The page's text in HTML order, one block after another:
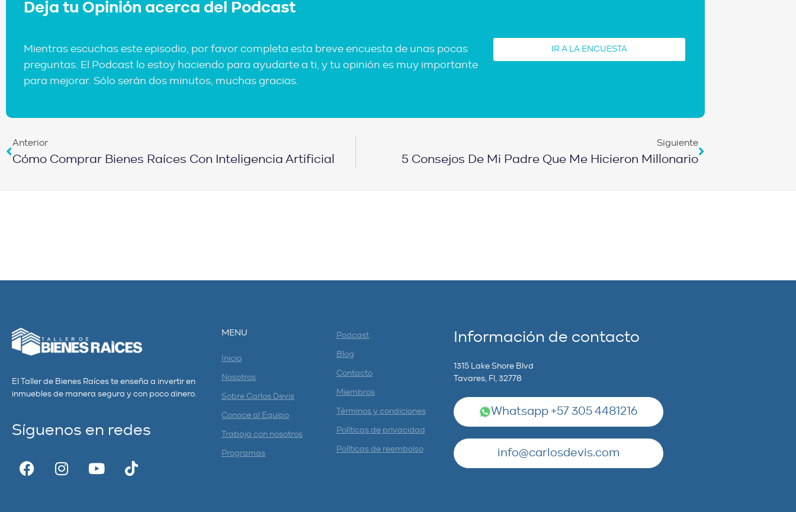
Deja tu Opinión acerca del Podcast
Mientras escuchas este episodio, por favor completa esta breve encuesta de unas pocas
preguntas. El Podcast lo estoy haciendo para ayudarte a ti, y tu opinión es muy importante
para mejorar. Sólo serán dos minutos, muchas gracias.
IR A LA ENCUESTA
Anterior
Cómo Comprar Bienes Raíces Con Inteligencia Artificial
Siguiente
5 Consejos De Mi Padre Que Me Hicieron Millonario
El Taller de Bienes Raíces te enseña a invertir en
inmuebles de manera segura y con poco dinero.
Síguenos en redes
MENU
Inicio
Nosotros
Sobre Carlos Devis
Conoce al Equipo
Trabaja con nosotros
Programas
Podcast
Blog
Contacto
Miembros
Términos y condiciones
Políticas de privacidad
Políticas de reembolso
Información de contacto
1315 Lake Shore Blvd
Tavares, Fl, 32778
Whatsapp +57 305 4481216
info@carlosdevis.com